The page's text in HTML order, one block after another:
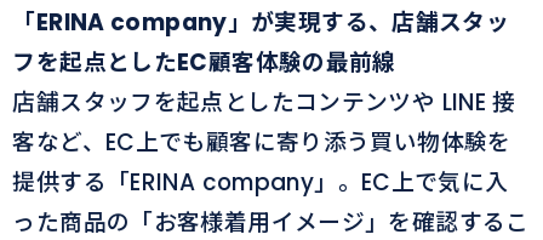
「ERINA company」が実現する、店舗スタッ
フを起点としたEC顧客体験の最前線
店舗スタッフを起点としたコンテンツや LINE 接
客など、EC上でも顧客に寄り添う買い物体験を
提供する「ERINA company」。EC上で気に入
った商品の「お客様着用イメージ」を確認するこ